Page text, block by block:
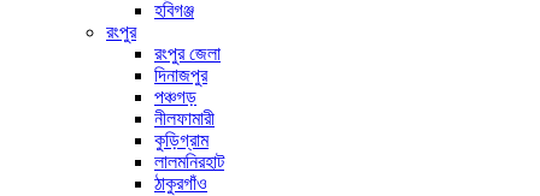
হবিগঞ্জ
রংপুর
রংপুর জেলা
দিনাজপুর
পঞ্চগড়
নীলফামারী
কুড়িগ্রাম
লালমনিরহাট
ঠাকুরগাঁও